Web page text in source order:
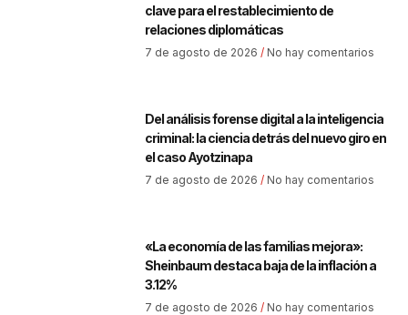
clave para el restablecimiento de
relaciones diplomáticas
7 de agosto de 2026 No hay comentarios
Del análisis forense digital a la inteligencia
criminal: la ciencia detrás del nuevo giro en
el caso Ayotzinapa
7 de agosto de 2026 No hay comentarios
«La economía de las familias mejora»:
Sheinbaum destaca baja de la inflación a
3.12%
7 de agosto de 2026 No hay comentarios